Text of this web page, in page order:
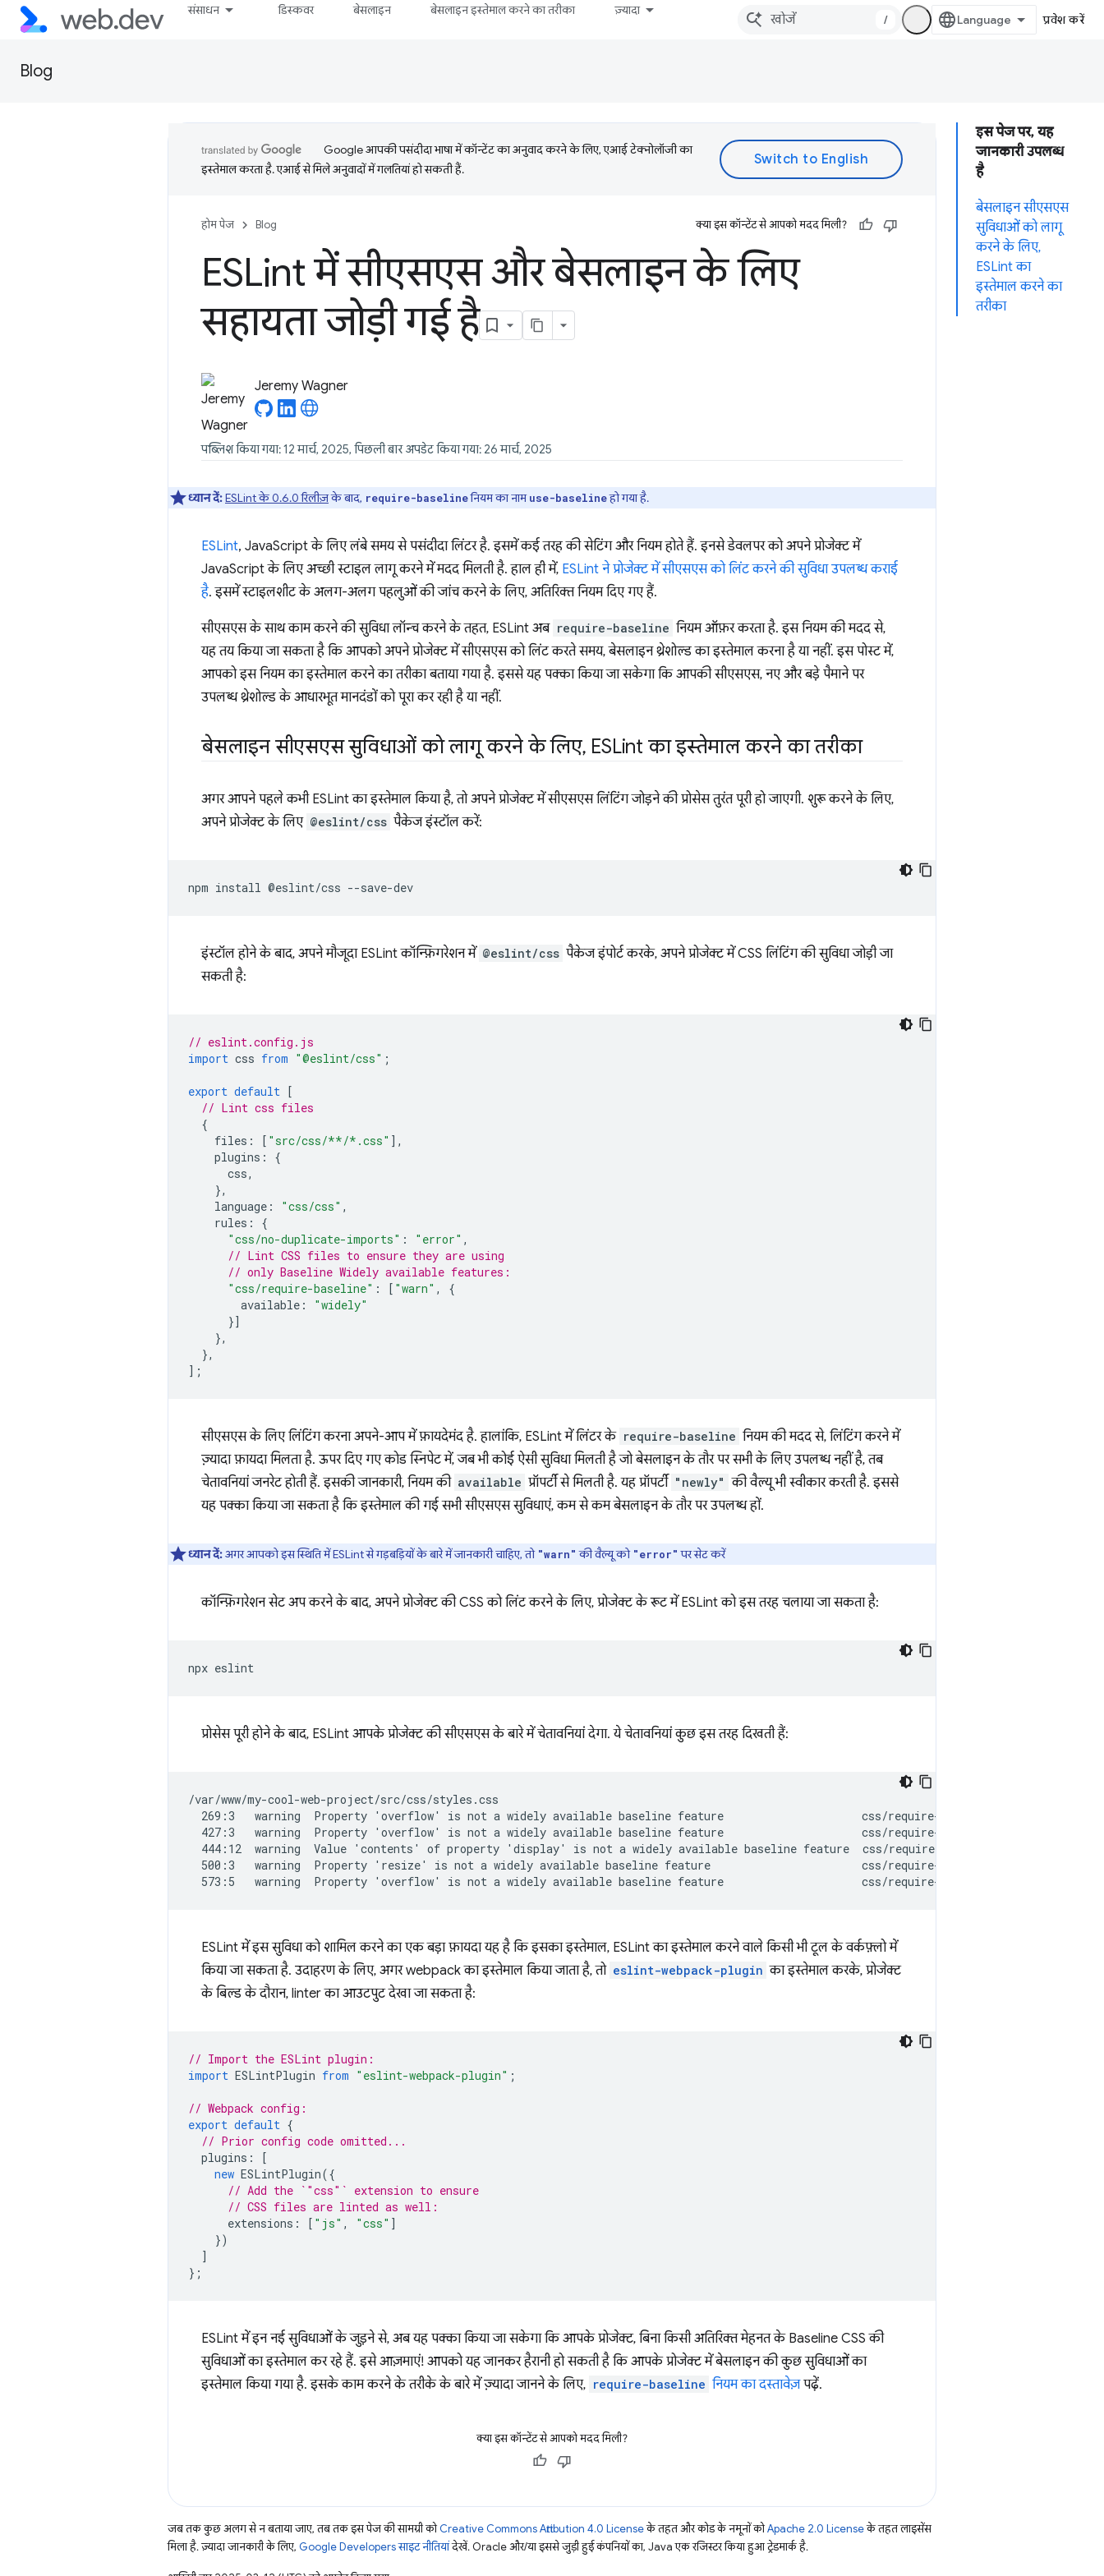
संसाधन डिस्कवर बेसलाइन बेसलाइन इस्तेमाल करने का तरीका ज़्यादा
/ प्रवेश करें
Blog
इस पेज पर, यह
जानकारी उपलब्ध
है
बेसलाइन सीएसएस
सुविधाओं को लागू
करने के लिए,
ESLint का
इस्तेमाल करने का
तरीका
Google आपकी पसंदीदा भाषा में कॉन्टेंट का अनुवाद करने के लिए, एआई टेक्नोलॉजी का
इस्तेमाल करता है. एआई से मिले अनुवादों में गलतियां हो सकती हैं.
होम पेज Blog क्या इस कॉन्टेंट से आपको मदद मिली?
ESLint में सीएसएस और बेसलाइन के लिए
सहायता जोड़ी गई है
Jeremy Wagner
पब्लिश किया गया: 12 मार्च, 2025, पिछली बार अपडेट किया गया: 26 मार्च, 2025
ध्यान दें:ESLint के 0.6.0 रिलीज़के बाद, require-baselineनियम का नामuse-baselineहो गया है.
ESLint, JavaScript के लिए लंबे समय से पसंदीदा लिंटर है. इसमें कई तरह की सेटिंग और नियम होते हैं. इनसे डेवलपर को अपने प्रोजेक्ट में
JavaScript के लिए अच्छी स्टाइल लागू करने में मदद मिलती है. हाल ही में, ESLint ने प्रोजेक्ट में सीएसएस को लिंट करने की सुविधा उपलब्ध कराई
है. इसमें स्टाइलशीट के अलग-अलग पहलुओं की जांच करने के लिए, अतिरिक्त नियम दिए गए हैं.
सीएसएस के साथ काम करने की सुविधा लॉन्च करने के तहत, ESLint अब require-baseline नियम ऑफ़र करता है. इस नियम की मदद से,
यह तय किया जा सकता है कि आपको अपने प्रोजेक्ट में सीएसएस को लिंट करते समय, बेसलाइन थ्रेशोल्ड का इस्तेमाल करना है या नहीं. इस पोस्ट में,
आपको इस नियम का इस्तेमाल करने का तरीका बताया गया है. इससे यह पक्का किया जा सकेगा कि आपकी सीएसएस, नए और बड़े पैमाने पर
उपलब्ध थ्रेशोल्ड के आधारभूत मानदंडों को पूरा कर रही है या नहीं.
बेसलाइन सीएसएस सुविधाओं को लागू करने के लिए, ESLint का इस्तेमाल करने का तरीका
अगर आपने पहले कभी ESLint का इस्तेमाल किया है, तो अपने प्रोजेक्ट में सीएसएस लिंटिंग जोड़ने की प्रोसेस तुरंत पूरी हो जाएगी. शुरू करने के लिए,
अपने प्रोजेक्ट के लिए @eslint/css पैकेज इंस्टॉल करें:
इंस्टॉल होने के बाद, अपने मौजूदा ESLint कॉन्फ़िगरेशन में @eslint/css पैकेज इंपोर्ट करके, अपने प्रोजेक्ट में CSS लिंटिंग की सुविधा जोड़ी जा
सकती है:
// eslint.config.js
import css from "@eslint/css" ;
export default [
// Lint css files
{
files : [ "src/css/**/*.css" ],
plugins :
{
css,
},
language : "css/css" ,
rules :
{
"css/no-duplicate-imports" : "error" ,
// Lint CSS files to ensure they are using
// only Baseline Widely available features:
"css/require-baseline" : [ "warn" ,
{
available :
"widely"
}]
},
},
];
सीएसएस के लिए लिंटिंग करना अपने-आप में फ़ायदेमंद है. हालांकि, ESLint में लिंटर के require-baseline नियम की मदद से, लिंटिंग करने में
ज़्यादा फ़ायदा मिलता है. ऊपर दिए गए कोड स्निपेट में, जब भी कोई ऐसी सुविधा मिलती है जो बेसलाइन के तौर पर सभी के लिए उपलब्ध नहीं है, तब
चेतावनियां जनरेट होती हैं. इसकी जानकारी, नियम की available प्रॉपर्टी से मिलती है. यह प्रॉपर्टी "newly" की वैल्यू भी स्वीकार करती है. इससे
यह पक्का किया जा सकता है कि इस्तेमाल की गई सभी सीएसएस सुविधाएं, कम से कम बेसलाइन के तौर पर उपलब्ध हों.
ध्यान दें:अगर आपको इस स्थिति में ESLint से गड़बड़ियों के बारे में जानकारी चाहिए, तो "warn" की वैल्यू को "error" पर सेट करें
कॉन्फ़िगरेशन सेट अप करने के बाद, अपने प्रोजेक्ट की CSS को लिंट करने के लिए, प्रोजेक्ट के रूट में ESLint को इस तरह चलाया जा सकता है:
प्रोसेस पूरी होने के बाद, ESLint आपके प्रोजेक्ट की सीएसएस के बारे में चेतावनियां देगा. ये चेतावनियां कुछ इस तरह दिखती हैं:
/var/www/my-cool-web-project/src/css/styles.css
  269:3   warning  Property 'overflow' is not a widely available baseline feature                     css/require-baseline
  427:3   warning  Property 'overflow' is not a widely available baseline feature                     css/require-baseline
  444:12  warning  Value 'contents' of property 'display' is not a widely available baseline feature  css/require-baseline
  500:3   warning  Property 'resize' is not a widely available baseline feature                       css/require-baseline
ESLint में इस सुविधा को शामिल करने का एक बड़ा फ़ायदा यह है कि इसका इस्तेमाल, ESLint का इस्तेमाल करने वाले किसी भी टूल के वर्कफ़्लो में
किया जा सकता है. उदाहरण के लिए, अगर webpack का इस्तेमाल किया जाता है, तो eslint-webpack-plugin का इस्तेमाल करके, प्रोजेक्ट
के बिल्ड के दौरान, linter का आउटपुट देखा जा सकता है:
// Import the ESLint plugin:
import ESLintPlugin from "eslint-webpack-plugin" ;
// Webpack config:
export default {
// Prior config code omitted...
plugins :
[
new ESLintPlugin({
// Add the `"css"` extension to ensure
// CSS files are linted as well:
extensions : [ "js" , "css" ]
})
]
};
ESLint में इन नई सुविधाओं के जुड़ने से, अब यह पक्का किया जा सकेगा कि आपके प्रोजेक्ट, बिना किसी अतिरिक्त मेहनत के Baseline CSS की
सुविधाओं का इस्तेमाल कर रहे हैं. इसे आज़माएं! आपको यह जानकर हैरानी हो सकती है कि आपके प्रोजेक्ट में बेसलाइन की कुछ सुविधाओं का
इस्तेमाल किया गया है. इसके काम करने के तरीके के बारे में ज़्यादा जानने के लिए, require-baseline नियम का दस्तावेज़पढ़ें.
क्या इस कॉन्टेंट से आपको मदद मिली?
जब तक कुछ अलग से न बताया जाए, तब तक इस पेज की सामग्री कोCreative Commons Attribution 4.0 Licenseके तहत और कोड के नमूनों कोApache 2.0 Licenseके तहत लाइसेंस
मिला है. ज़्यादा जानकारी के लिए, Google Developers साइट नीतियांदेखें. Oracle और/या इससे जुड़ी हुई कंपनियों का, Java एक रजिस्टर किया हुआ ट्रेडमार्क है.